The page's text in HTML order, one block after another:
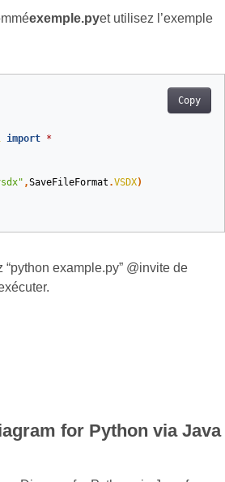
exemple.pyet utilisez l’exemple
Copy
import *
,SaveFileFormat .VSDX)
“python example.py” @invite de
for Python via Java